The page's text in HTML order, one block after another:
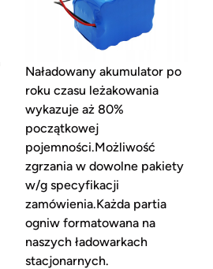
Naładowany akumulator po
roku czasu leżakowania
wykazuje aż 80%
początkowej
pojemności.Możliwość
zgrzania w dowolne pakiety
w/g specyfikacji
zamówienia.Każda partia
ogniw formatowana na
naszych ładowarkach
stacjonarnych.